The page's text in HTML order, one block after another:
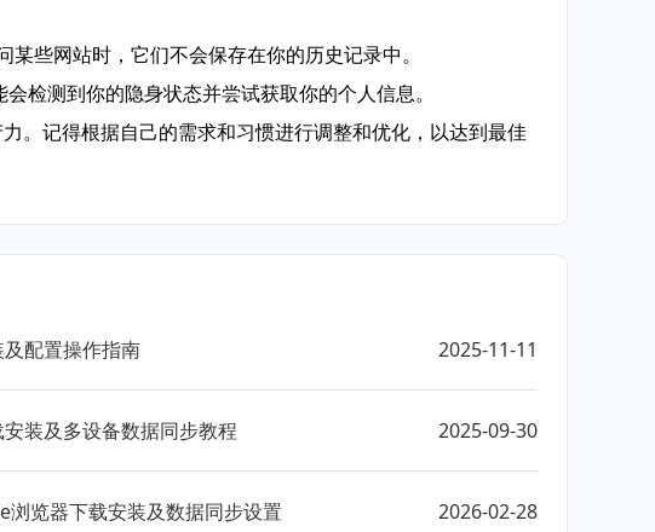
些网站时，它们不会保存在你的历史记录中。
检测到你的隐身状态并尝试获取你的个人信息。
。记得根据自己的需求和习惯进行调整和优化，以达到最佳
配置操作指南 2025-11-11
装及多设备数据同步教程 2025-09-30
览器下载安装及数据同步设置 2026-02-28